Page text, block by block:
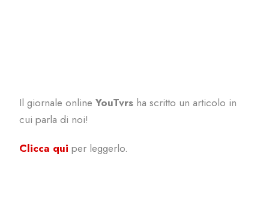
Il giornale online YouTvrs ha scritto un articolo in
cui parla di noi!
Clicca qui per leggerlo.